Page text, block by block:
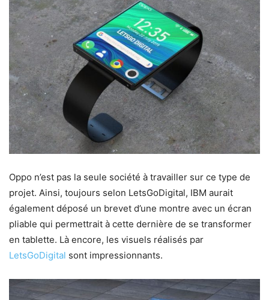
Oppo n’est pas la seule société à travailler sur ce type de
projet. Ainsi, toujours selon LetsGoDigital, IBM aurait
également déposé un brevet d’une montre avec un écran
pliable qui permettrait à cette dernière de se transformer
en tablette. Là encore, les visuels réalisés par
LetsGoDigital sont impressionnants.